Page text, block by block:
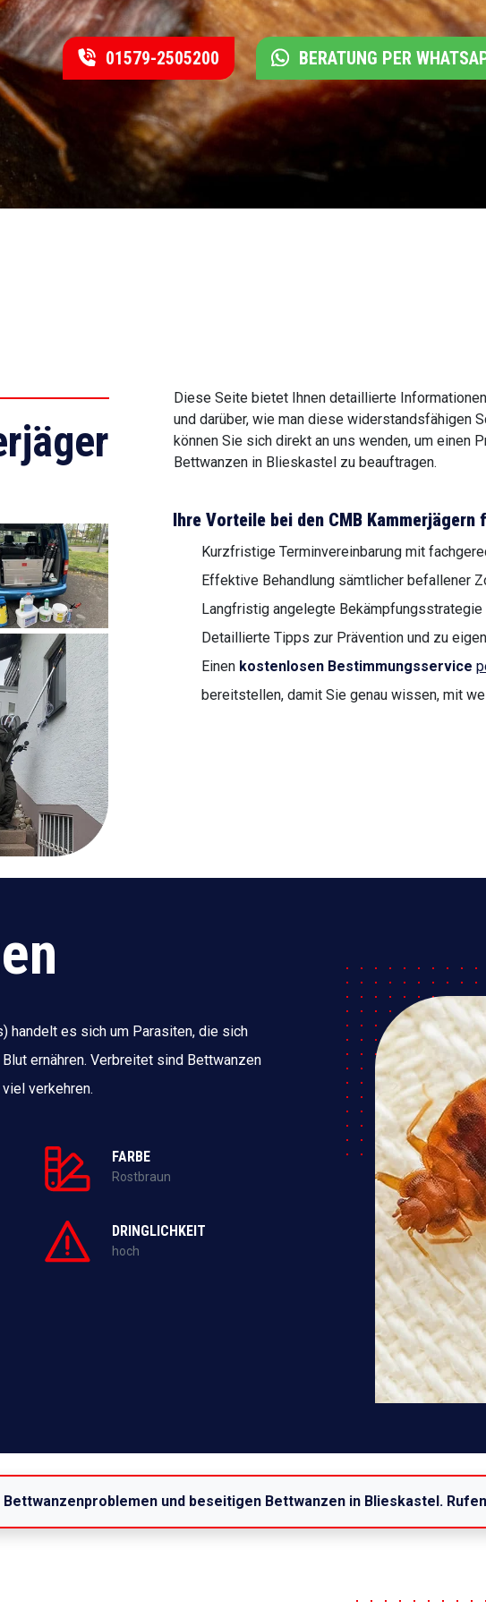
01579-2505200 BERATUNG PER
Diese Seite bietet Ihnen detaillierte
und darüber, wie man diese widerstandsfähigen
können Sie sich direkt an uns wenden, um einen
Bettwanzen in Blieskastel zu beauftragen.
Ihre Vorteile bei den CMB
Kurzfristige Terminvereinbarung mit
Effektive Behandlung sämtlicher befallener
Langfristig angelegte
Detaillierte Tipps zur Prävention und zu
Einen kostenlosen Bestimmungsservice
bereitstellen, damit Sie genau wissen, mit
handelt es sich um Parasiten, die sich
ernähren. Verbreitet sind Bettwanzen
verkehren.
FARBE
Rostbraun
DRINGLICHKEIT
hoch
und beseitigen Bettwanzen in Blieskastel.